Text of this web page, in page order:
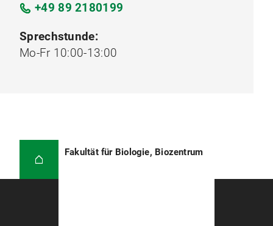
+49 89 2180199
Sprechstunde:
Mo-Fr 10:00-13:00
Fakultät für Biologie, Biozentrum